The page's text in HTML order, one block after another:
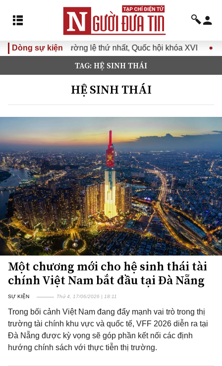
Dòng sự kiện
lệ thứ nhất, Quốc hội khóa XVI Đưa Nghị quyết Đại
TAG: HỆ SINH THÁI
HỆ SINH THÁI
Một chương mới cho hệ sinh thái tài
chính Việt Nam bắt đầu tại Đà Nẵng
SỰ KIỆN Thứ 4, 17/06/2026 | 18:11
Trong bối cảnh Việt Nam đang đẩy mạnh vai trò trong thị
trường tài chính khu vực và quốc tế, VFF 2026 diễn ra tại
Đà Nẵng được kỳ vọng sẽ góp phần kết nối các định
hướng chính sách với thực tiễn thị trường.